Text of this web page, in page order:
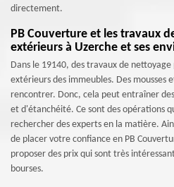
directement.
PB Couverture et les travaux
extérieurs à Uzerche et ses
Dans le 19140, des travaux de
extérieurs des immeubles. Des mousses
rencontrer. Donc, cela peut entraîner
et d'étanchéité. Ce sont des opérations
rechercher des experts en la matière.
de placer votre confiance en PB
proposer des prix qui sont très
bourses.